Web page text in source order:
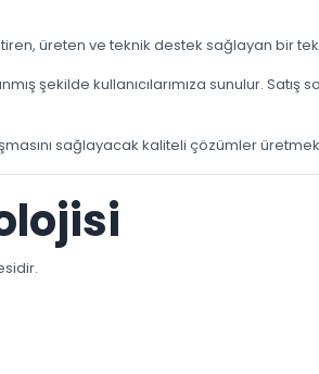
üreten ve teknik destek sağlayan bir
şekilde kullanıcılarımıza sunulur.
sağlayacak kaliteli çözümler